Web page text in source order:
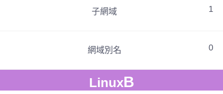
子網域 1
網域別名 0
LinuxB